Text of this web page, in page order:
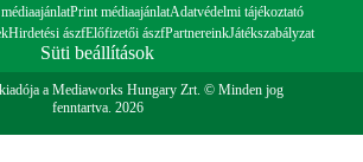
Print médiaajánlatAdatvédelmi tájékoztató
Hirdetési ászfElőfizetői ászfPartnereinkJátékszabályzat
Süti beállítások
a Mediaworks Hungary Zrt. © Minden jog
fenntartva. 2026